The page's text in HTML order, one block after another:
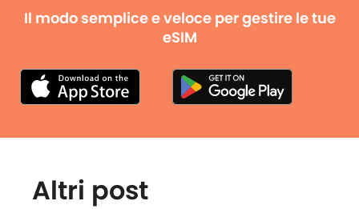
Il modo semplice e veloce per gestire le tue
eSIM
Altri post